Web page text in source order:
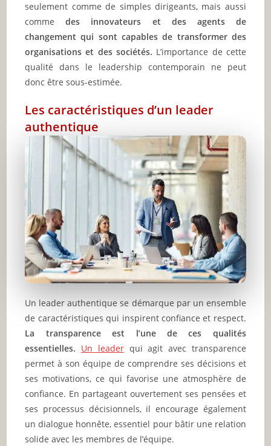
seulement comme de simples dirigeants, mais aussi
commedes innovateurs et des agents de
changement qui sont capables de transformer des
organisations et des sociétés. L’importance de cette
qualité dans le leadership contemporain ne peut
donc être sous-estimée.
Les caractéristiques d’un leader
authentique
Un leader authentique se démarque par un ensemble
de caractéristiques qui inspirent confiance et respect.
La transparence est l’une de ces qualités
essentielles. Un leaderqui agit avec transparence
permet à son équipe de comprendre ses décisions et
ses motivations, ce qui favorise une atmosphère de
confiance. En partageant ouvertement ses pensées et
ses processus décisionnels, il encourage également
un dialogue honnête, essentiel pour bâtir une relation
solide avec les membres de l’équipe.